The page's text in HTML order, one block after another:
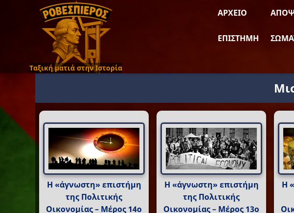
Ταξική ματιά στην Ιστορία
ΑΡΧΕΊΟ
ΕΠΙΣΤΉΜΗ
Η «άγνωστη» επιστήμη
της Πολιτικής
Οικονομίας – Μέρος 14ο
Η «άγνωστη» επιστήμη
της Πολιτικής
Οικονομίας – Μέρος 13ο
Η